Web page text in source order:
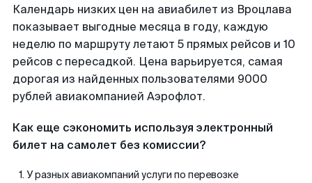
Календарь низких цен на авиабилет из Вроцлава
показывает выгодные месяца в году, каждую
неделю по маршруту летают 5 прямых рейсов и 10
рейсов с пересадкой. Цена варьируется, самая
дорогая из найденных пользователями 9000
рублей авиакомпанией Аэрофлот.
Как еще сэкономить используя электронный
билет на самолет без комиссии?
У разных авиакомпаний услуги по перевозке